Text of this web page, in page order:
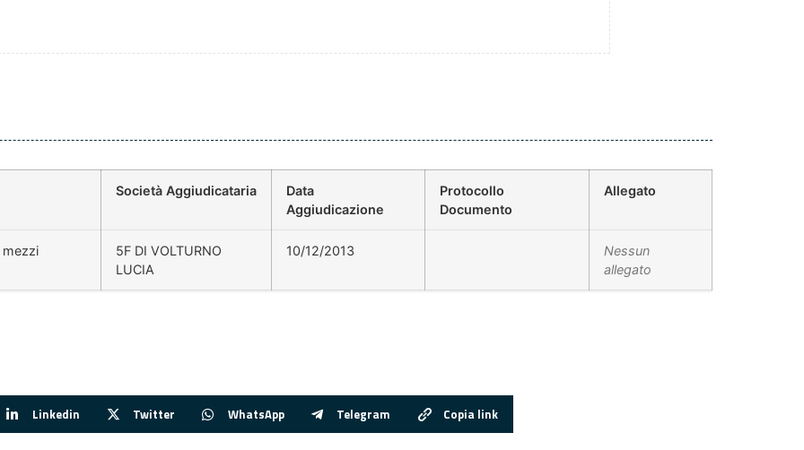
Società Aggiudicataria
Data
Aggiudicazione
Protocollo
Documento
Allegato
mezzi
5F DI VOLTURNO
LUCIA
10/12/2013
Nessun
allegato
Linkedin Twitter WhatsApp Telegram Copia link